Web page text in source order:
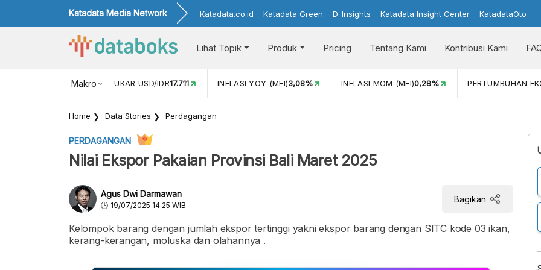
Katadata Media Network Katadata.co.id Katadata Green D-Insights Katadata Insight Center KatadataOto
Lihat Topik Produk Pricing Tentang Kami Kontribusi Kami
Makro
NILAI TUKAR USD/IDR17.711 INFLASI YOY (MEI)3,08% INFLASI MOM (MEI)0,28% PERTUMBUHAN
Home Data Stories Perdagangan
PERDAGANGAN
Nilai Ekspor Pakaian Provinsi Bali Maret 2025
Agus Dwi Darmawan
19/07/2025 14:25 WIB
Bagikan
Kelompok barang dengan jumlah ekspor tertinggi yakni ekspor barang dengan SITC kode 03 ikan,
kerang-kerangan, moluska dan olahannya .